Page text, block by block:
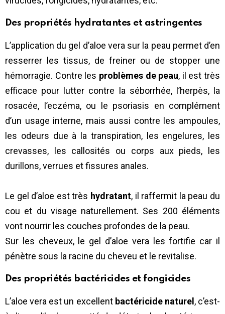
Des propriétés hydratantes et astringentes
L’application du gel d’aloe vera sur la peau permet d’en
resserrer les tissus, de freiner ou de stopper une
hémorragie. Contre les problèmes de peau, il est très
efficace pour lutter contre la séborrhée, l’herpès, la
rosacée, l’eczéma, ou le psoriasis en complément
d’un usage interne, mais aussi contre les ampoules,
les odeurs due à la transpiration, les engelures, les
crevasses, les callosités ou corps aux pieds, les
durillons, verrues et fissures anales.
Le gel d’aloe est très hydratant, il raffermit la peau du
cou et du visage naturellement. Ses 200 éléments
vont nourrir les couches profondes de la peau.
Sur les cheveux, le gel d’aloe vera les fortifie car il
pénètre sous la racine du cheveu et le revitalise.
Des propriétés bactéricides et fongicides
L’aloe vera est un excellent bactéricide naturel, c’est-